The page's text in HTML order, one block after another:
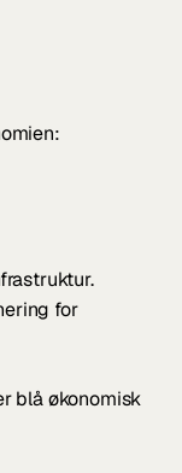
for
blå økonomisk